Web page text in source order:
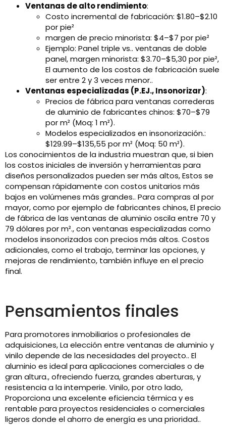
Ventanas de alto rendimiento:
Costo incremental de fabricación: $1.80–$2.10
por pie²
margen de precio minorista: $4–$7 por pie²
Ejemplo: Panel triple vs.. ventanas de doble
panel, margen minorista: $3.70–$5,30 por pie²,
El aumento de los costos de fabricación suele
ser entre 2 y 3 veces menor..
Ventanas especializadas (P.EJ., Insonorizar):
Precios de fábrica para ventanas correderas
de aluminio de fabricantes chinos: $70–$79
por m² (Moq: 1 m²).
Modelos especializados en insonorización.:
$129.99–$135,55 por m² (Moq: 50 m²).
Los conocimientos de la industria muestran que, si bien
los costos iniciales de inversión y herramientas para
diseños personalizados pueden ser más altos, Estos se
compensan rápidamente con costos unitarios más
bajos en volúmenes más grandes.. Para compras al por
mayor, como por ejemplo de fabricantes chinos, El precio
de fábrica de las ventanas de aluminio oscila entre 70 y
79 dólares por m²., con ventanas especializadas como
modelos insonorizados con precios más altos. Costos
adicionales, como el trabajo, terminar las opciones, y
mejoras de rendimiento, también influye en el precio
final.
Pensamientos finales
Para promotores inmobiliarios o profesionales de
adquisiciones, La elección entre ventanas de aluminio y
vinilo depende de las necesidades del proyecto.. El
aluminio es ideal para aplicaciones comerciales o de
gran altura., ofreciendo fuerza, grandes aberturas, y
resistencia a la intemperie. Vinilo, por otro lado,
Proporciona una excelente eficiencia térmica y es
rentable para proyectos residenciales o comerciales
ligeros donde el ahorro de energía es una prioridad..